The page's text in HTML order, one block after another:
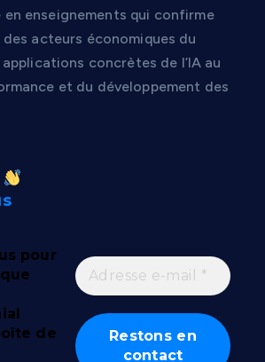
en enseignements qui confirme
acteurs économiques du
concrètes de l’IA au
et du développement des
pour
de